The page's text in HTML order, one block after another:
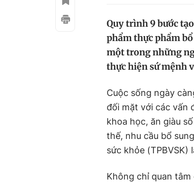
Quy trình 9 bước
phẩm thực phẩm
một trong những
thực hiện sứ mệnh
­­Cuộc sống ngày
đối mặt với các vấn
khoa học, ăn giàu
thế, nhu cầu bổ
sức khỏe (TPBVSK)
Không chỉ quan